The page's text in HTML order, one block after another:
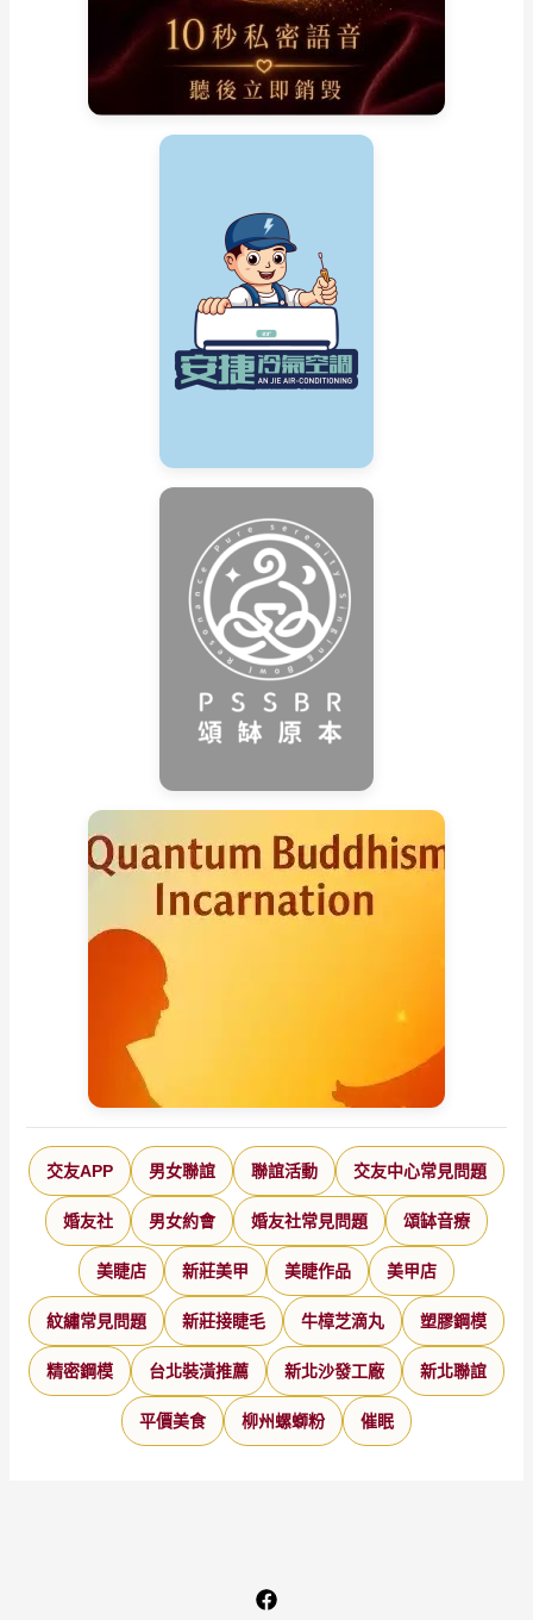
交友APP 男女聯誼 聯誼活動 交友中心常見問題
婚友社 男女約會 婚友社常見問題 頌缽音療
美睫店 新莊美甲 美睫作品 美甲店
紋繡常見問題 新莊接睫毛 牛樟芝滴丸 塑膠鋼模
精密鋼模 台北裝潢推薦 新北沙發工廠 新北聯誼
平價美食 柳州螺螄粉 催眠